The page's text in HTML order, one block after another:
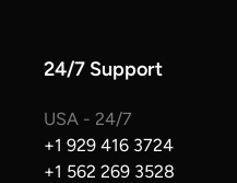
24/7 Support
USA - 24/7
+1 929 416 3724
+1 562 269 3528